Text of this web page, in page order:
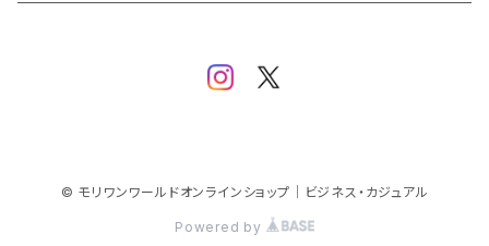
© モリワンワールドオンラインショップ｜ビジネス・カジュアル
Powered by